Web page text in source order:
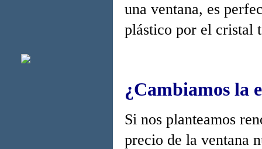
una ventana, es
plástico por el cristal
¿Cambiamos la
Si nos planteamos
precio de la ventana